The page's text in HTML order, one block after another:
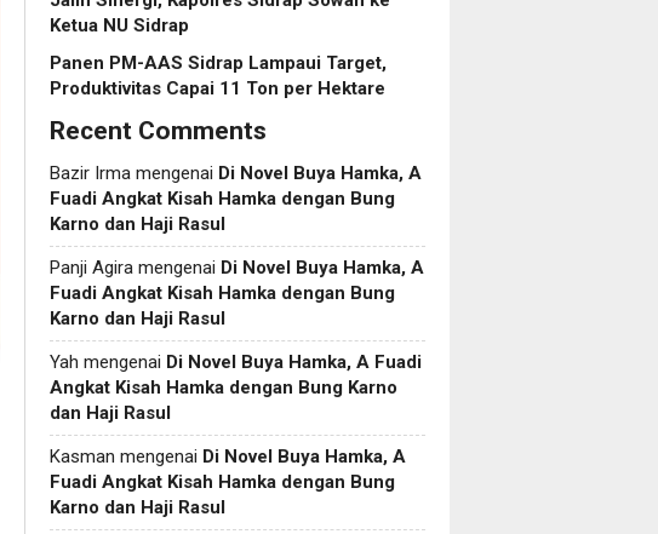
Ketua NU Sidrap
Panen PM-AAS Sidrap Lampaui Target,
Produktivitas Capai 11 Ton per Hektare
Recent Comments
Bazir Irma mengenai Di Novel Buya Hamka, A
Fuadi Angkat Kisah Hamka dengan Bung
Karno dan Haji Rasul
Panji Agira mengenai Di Novel Buya Hamka, A
Fuadi Angkat Kisah Hamka dengan Bung
Karno dan Haji Rasul
Yah mengenai Di Novel Buya Hamka, A Fuadi
Angkat Kisah Hamka dengan Bung Karno
dan Haji Rasul
Kasman mengenai Di Novel Buya Hamka, A
Fuadi Angkat Kisah Hamka dengan Bung
Karno dan Haji Rasul